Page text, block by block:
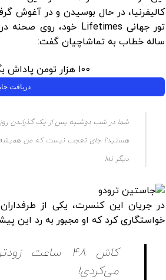
کالیفرنیا، در حال بوسیدن و در آغوش
ساله خطاب به تماشاچیان گفت:
100 هزار تومن پاداش بگیر | ثبت نام کن
دریافت
شما در شب دوشنبه پس از یک گذراندن روز
هستید؟ جای تعجب نیست که من همیشه
دیگر نه!
در جریان این کنسرت، یکی از
خواستگاری کرد که او مجبور به رد این
کاش ۴۸ ساعت
می‌کردی!